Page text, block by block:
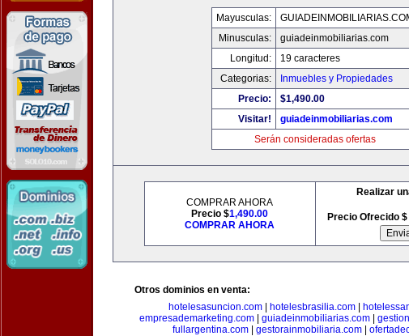
Mayusculas:
Minusculas:
guiadeinmobiliarias.com
Longitud:
19 caracteres
Categorias:
Inmuebles y Propiedades
Precio:
$1,490.00
Visitar!
guiadeinmobiliarias.com
Serán consideradas ofertas
COMPRAR AHORA
Precio $1,490.00
COMPRAR AHORA
Realizar
Precio Ofrecido $
Otros dominios en venta:
hotelesasuncion.com| hotelesbrasilia.com|
empresademarketing.com| guiadeinmobiliarias.com|
fullargentina.com
gestorainmobiliaria.com